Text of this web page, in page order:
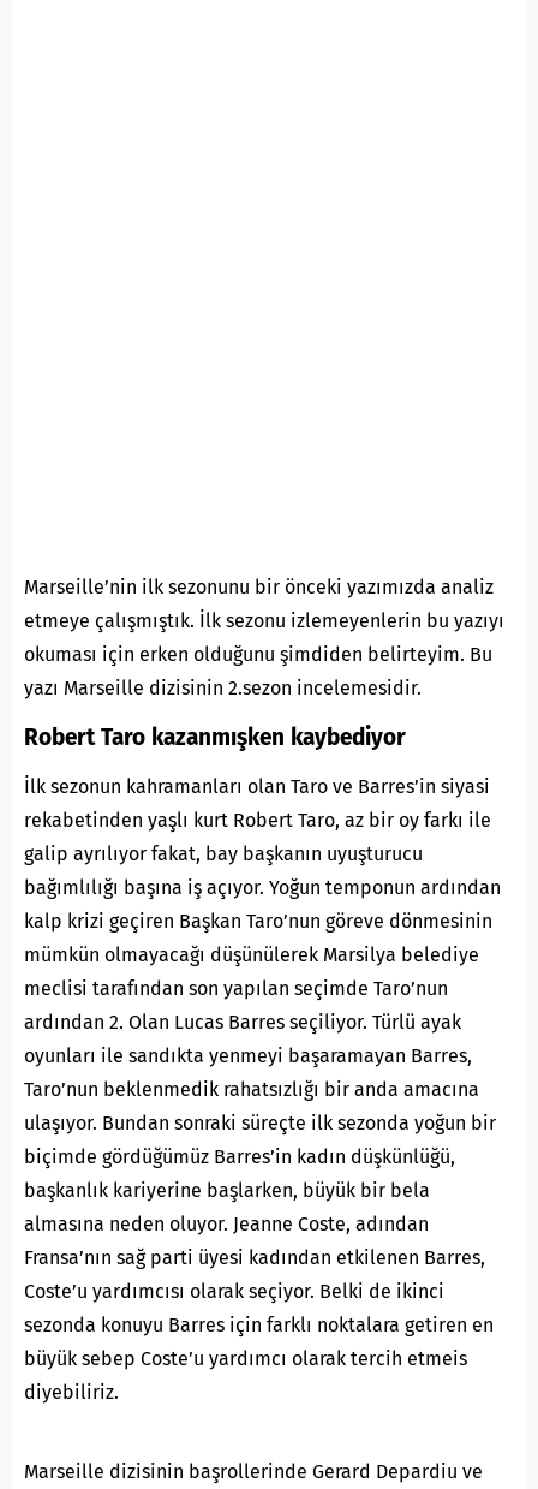
Marseille’nin ilk sezonunu bir önceki yazımızda analiz
etmeye çalışmıştık. İlk sezonu izlemeyenlerin bu yazıyı
okuması için erken olduğunu şimdiden belirteyim. Bu
yazı Marseille dizisinin 2.sezon incelemesidir.
Robert Taro kazanmışken kaybediyor
İlk sezonun kahramanları olan Taro ve Barres’in siyasi
rekabetinden yaşlı kurt Robert Taro, az bir oy farkı ile
galip ayrılıyor fakat, bay başkanın uyuşturucu
bağımlılığı başına iş açıyor. Yoğun temponun ardından
kalp krizi geçiren Başkan Taro’nun göreve dönmesinin
mümkün olmayacağı düşünülerek Marsilya belediye
meclisi tarafından son yapılan seçimde Taro’nun
ardından 2. Olan Lucas Barres seçiliyor. Türlü ayak
oyunları ile sandıkta yenmeyi başaramayan Barres,
Taro’nun beklenmedik rahatsızlığı bir anda amacına
ulaşıyor. Bundan sonraki süreçte ilk sezonda yoğun bir
biçimde gördüğümüz Barres’in kadın düşkünlüğü,
başkanlık kariyerine başlarken, büyük bir bela
almasına neden oluyor. Jeanne Coste, adından
Fransa’nın sağ parti üyesi kadından etkilenen Barres,
Coste’u yardımcısı olarak seçiyor. Belki de ikinci
sezonda konuyu Barres için farklı noktalara getiren en
büyük sebep Coste’u yardımcı olarak tercih etmeis
diyebiliriz.
Marseille dizisinin başrollerinde Gerard Depardiu ve